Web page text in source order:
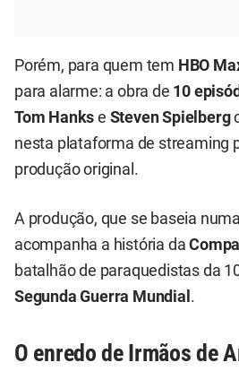
Porém, para quem tem HBO
para alarme: a obra de 10
Tom Hanks e Steven Spielberg
nesta plataforma de streaming
produção original.
A produção, que se baseia numa
acompanha a história da
batalhão de paraquedistas da
Segunda Guerra Mundial .
O enredo de Irmãos de